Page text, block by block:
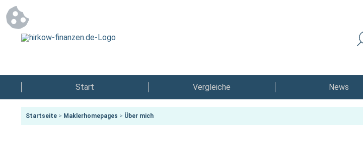
Start Vergleiche News
Startseite > Maklerhomepages > Über mich